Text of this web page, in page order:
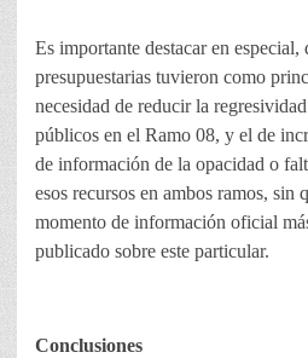
Es importante destacar en especial,
presupuestarias tuvieron como
necesidad de reducir la
públicos en el Ramo 08, y el de
de información de la opacidad o
esos recursos en ambos ramos, sin
momento de información oficial
publicado sobre este particular.
Conclusiones